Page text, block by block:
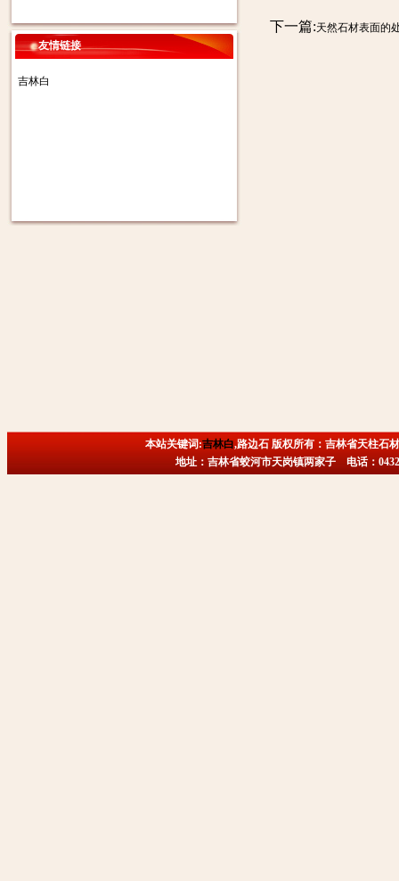
友情链接
吉林白
下一篇:天然石材表面的
本站关键词:吉林白,路边石 版权所有：吉林省天柱石
地址：吉林省蛟河市天岗镇两家子 电话：